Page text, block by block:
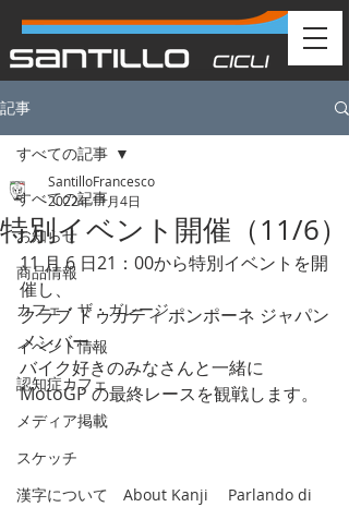
記事
すべての記事
お知らせ
商品情報
カフェ・ザ・ガレージ
イベント情報
認知症カフェ
メディア掲載
スケッチ
漢字について About Kanji Parlando di
すべての記事
特別イベント開催（11/6）
SantilloFrancesco
2022年11月4日
11 月 6 日21：00から特別イベントを開
催し、
クラブ ドゥカティ ポンポーネ ジャパン
メンバー、
バイク好きのみなさんと一緒に
MotoGP の最終レースを観戦します。